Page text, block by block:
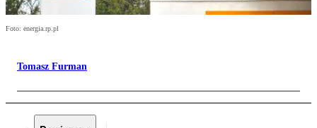
Foto: energia.rp.pl
Tomasz Furman